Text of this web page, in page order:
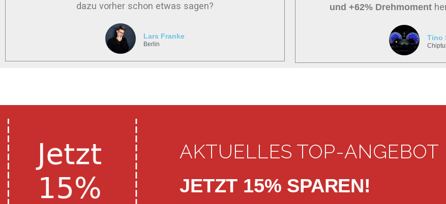
dazu vorher schon etwas sagen?
Lars Franke
Berlin
und +62% Drehmoment
Tino
AKTUELLES TOP-ANGEBOT
JETZT 15% SPAREN!